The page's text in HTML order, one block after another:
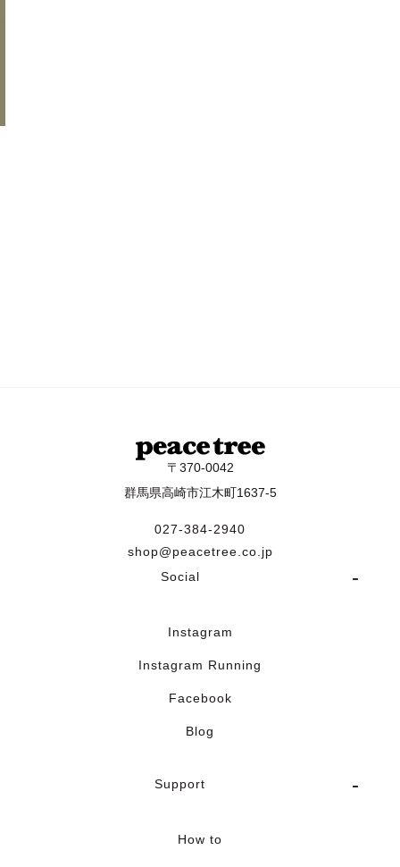
〒370-0042
群馬県高崎市江木町1637-5
027-384-2940
shop@peacetree.co.jp
Social
Instagram
Instagram Running
Facebook
Blog
Support
How to